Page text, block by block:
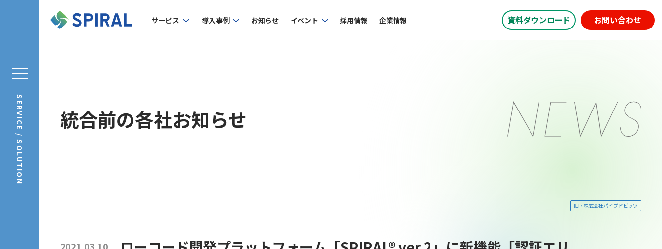
サービス 導入事例 お知らせ イベント 採用情報 企業情報 資料ダウンロード お問い合わせ
SERVICE / SOLUTION 統合前の各社お知らせ
旧・株式会社パイプドビッツ
2021.03.10